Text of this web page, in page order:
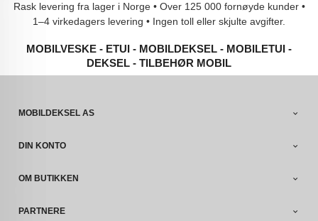
Rask levering fra lager i Norge • Over 125 000 fornøyde kunder •
1–4 virkedagers levering • Ingen toll eller skjulte avgifter.
MOBILVESKE - ETUI - MOBILDEKSEL - MOBILETUI -
DEKSEL - TILBEHØR MOBIL
MOBILDEKSEL AS
DIN KONTO
OM BUTIKKEN
PARTNERE